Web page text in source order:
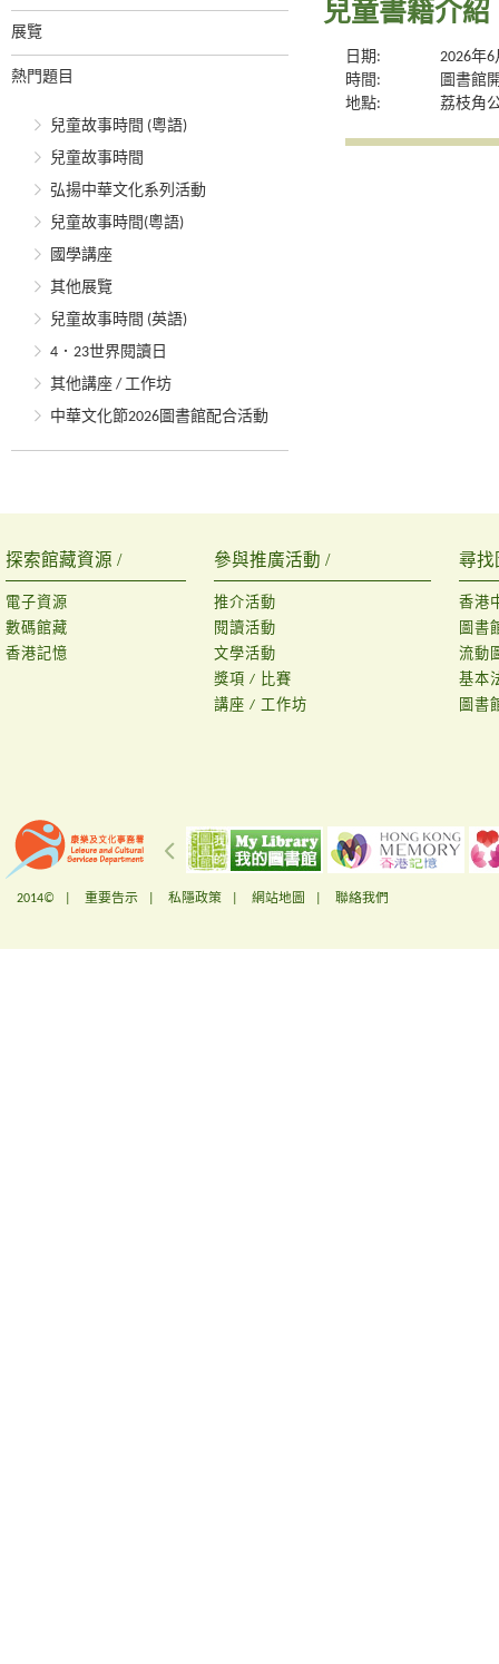
展覽
熱門題目
兒童故事時間 (粵語)
兒童故事時間
弘揚中華文化系列活動
兒童故事時間(粵語)
國學講座
其他展覽
兒童故事時間 (英語)
4．23世界閱讀日
其他講座 / 工作坊
中華文化節2026圖書館配合活動
兒童書籍介紹
日期:
2026年
時間:
圖書館
地點:
荔枝角
探索館藏資源 /
電子資源
數碼館藏
香港記憶
參與推廣活動 /
推介活動
閱讀活動
文學活動
獎項 / 比賽
講座 / 工作坊
尋找
香港
圖書
流動
基本
圖書
2014© | 重要告示 私隱政策 網站地圖 聯絡我們